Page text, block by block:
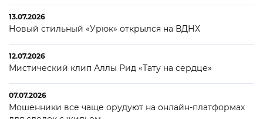
13.07.2026
Новый стильный «Урюк» открылся на ВДНХ
12.07.2026
Мистический клип Аллы Рид «Тату на сердце»
07.07.2026
Мошенники все чаще орудуют на онлайн-платформах